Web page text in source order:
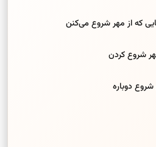
که از مهر شروع می‌کنن
شروع کردن
شروع دوباره